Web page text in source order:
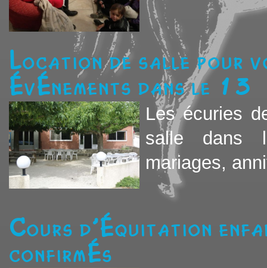
Location de salle pour
événements dans le 13
Les écuries
salle dans
mariages,
Cours d'équitation
confirmés